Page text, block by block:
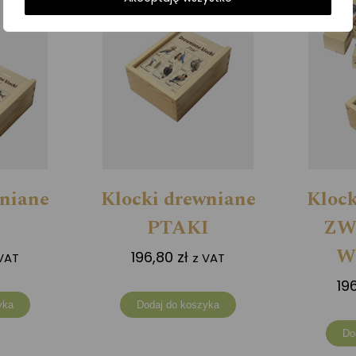
Klocki drewniane
PTAKI
196,80 zł z VAT
Dodaj do koszyka